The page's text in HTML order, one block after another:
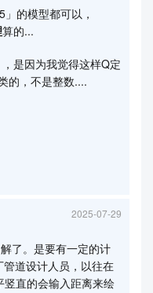
的模型都可以，
算的...
是因为我觉得这样Q定
的，不是整数....
2025-07-29
了。是要有一定的计
道设计人员，以往在
直的会输入距离来绘